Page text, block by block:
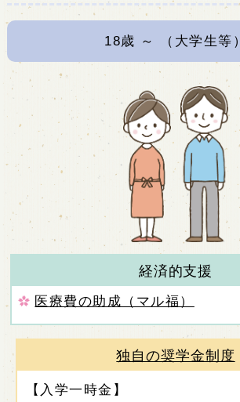
18歳 ～ （大学生等）
経済的支援
医療費の助成（マル福）
独自の奨学金制度
【入学一時金】